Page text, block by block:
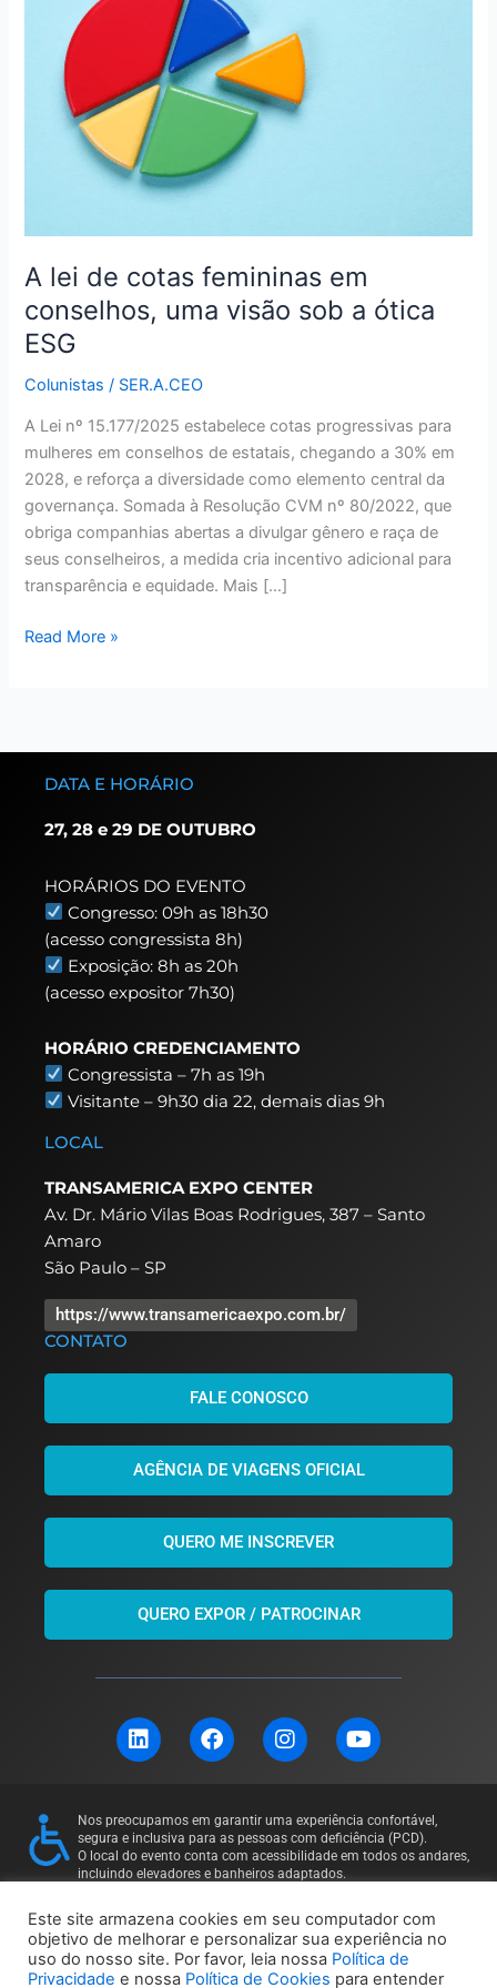
A lei de cotas femininas em
conselhos, uma visão sob a ótica
ESG
Colunistas / SER.A.CEO
A Lei nº 15.177/2025 estabelece cotas progressivas para
mulheres em conselhos de estatais, chegando a 30% em
2028, e reforça a diversidade como elemento central da
governança. Somada à Resolução CVM nº 80/2022, que
obriga companhias abertas a divulgar gênero e raça de
seus conselheiros, a medida cria incentivo adicional para
transparência e equidade. Mais […]
femininas
conselhos,
ESG
Read More »
DATA E HORÁRIO
27, 28 e 29 DE OUTUBRO
HORÁRIOS DO EVENTO
Congresso: 09h as 18h30
(acesso congressista 8h)
Exposição: 8h as 20h
(acesso expositor 7h30)
HORÁRIO CREDENCIAMENTO
Congressista – 7h as 19h
Visitante – 9h30 dia 22,demais dias 9h
LOCAL
TRANSAMERICA EXPO CENTER
Av. Dr. Mário Vilas Boas Rodrigues, 387 – Santo
Amaro
São Paulo – SP
https://www.transamericaexpo.com.br/
CONTATO
FALE CONOSCO
AGÊNCIA DE VIAGENS OFICIAL
QUERO ME INSCREVER
QUERO EXPOR / PATROCINAR
L
i
e
d
i
n
F
a
b
o
o
k
I
n
a
g
r
a
Y
o
u
b
e
Nos preocupamos em garantir uma experiência confortável,
segura e inclusiva para as pessoas com deficiência (PCD).
O local do evento conta com acessibilidade em todos os andares,
incluindo elevadores e banheiros adaptados.
contato: 11 97169-5011
Política de Privacidade Política de Cookies
Este site armazena cookies em seu computador com
objetivo de melhorar e personalizar sua experiência no
uso do nosso site. Por favor, leia nossa Política de
Privacidade e nossa Política de Cookies para entender